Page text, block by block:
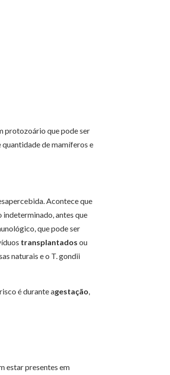
protozoário que pode ser
de mamíferos e
Acontece que
indeterminado, antes que
que pode ser
transplantados ou
naturais e o T. gondii
é durante agestação
estar presentes em